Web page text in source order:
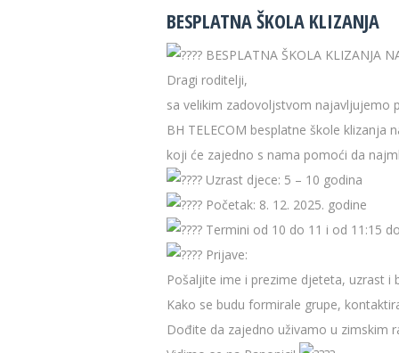
BESPLATNA ŠKOLA KLIZANJA
BESPLATNA ŠKOLA KLIZANJA
Dragi roditelji,
sa velikim zadovoljstvom najavljujemo
BH TELECOM besplatne škole
koji će zajedno s nama pomoći da
Uzrast djece: 5 – 10 godina
Početak: 8. 12. 2025. godine
Termini od 10 do 11 i od 11:15
Prijave:
Pošaljite ime i prezime djeteta, uzrast
Kako se budu formirale grupe,
Dođite da zajedno uživamo u zimskim